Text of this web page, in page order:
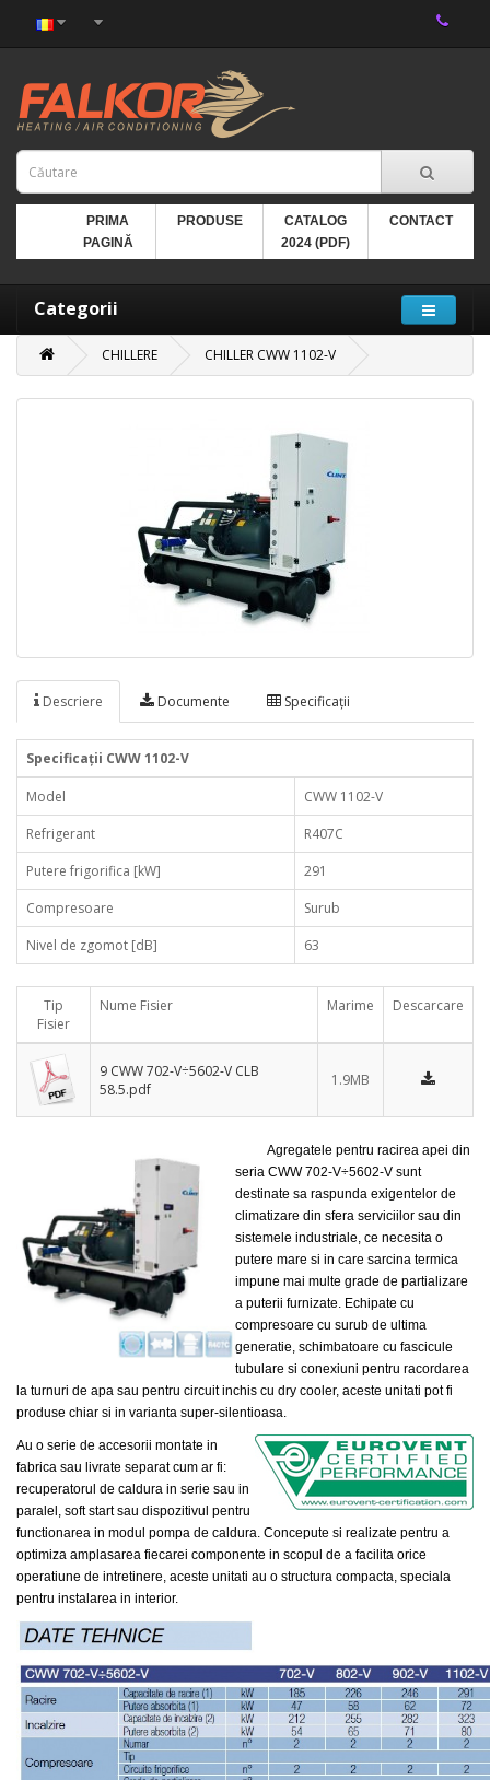
PRIMA
PAGINĂ
PRODUSE
CATALOG
2024 (PDF)
CONTACT
Categorii
CHILLERE CHILLER CWW 1102-V
Descriere Documente Specificaţii
Specificaţii CWW 1102-V
Model
CWW 1102-V
Refrigerant
R407C
Putere frigorifica [kW]
291
Compresoare
Surub
Nivel de zgomot [dB]
63
Tip
Fisier
Nume Fisier Marime Descarcare
9 CWW 702-V÷5602-V CLB
58.5.pdf
1.9MB
Agregatele pentru racirea apei din
seria CWW 702-V÷5602-V sunt
destinate sa raspunda exigentelor de
climatizare din sfera serviciilor sau din
sistemele industriale, ce necesita o
putere mare si in care sarcina termica
impune mai multe grade de partializare
a puterii furnizate. Echipate cu
compresoare cu surub de ultima
generatie, schimbatoare cu fascicule
tubulare si conexiuni pentru racordarea
la turnuri de apa sau pentru circuit inchis cu dry cooler, aceste unitati pot fi
produse chiar si in varianta super-silentioasa.
Au o serie de accesorii montate in
fabrica sau livrate separat cum ar fi:
recuperatorul de caldura in serie sau in
paralel, soft start sau dispozitivul pentru
functionarea in modul pompa de caldura. Concepute si realizate pentru a
optimiza amplasarea fiecarei componente in scopul de a facilita orice
operatiune de intretinere, aceste unitati au o structura compacta, speciala
pentru instalarea in interior.